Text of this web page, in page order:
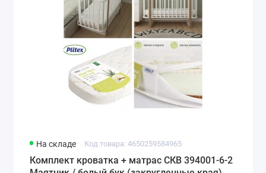
На складе Код товара: 4650259584965
Комплект кроватка + матрас СКВ 394001-6-2